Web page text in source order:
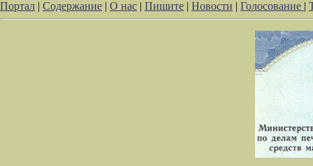
Портал | Содержание | О нас | Пишите | Новости | Голосование |